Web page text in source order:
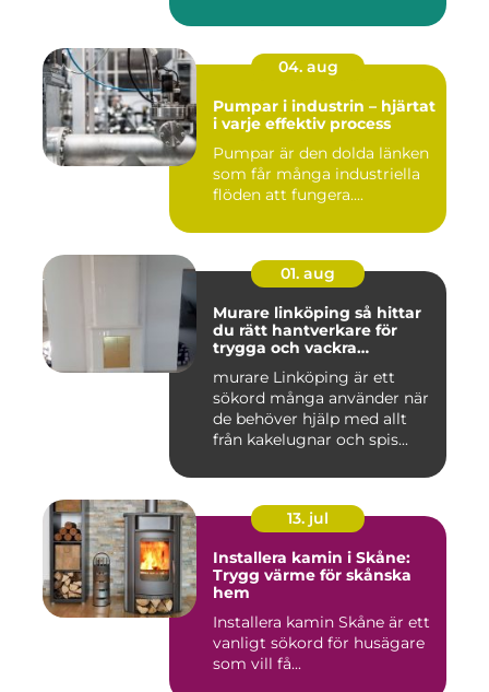
04. aug
Pumpar i industrin – hjärtat
i varje effektiv process
Pumpar är den dolda länken
som får många industriella
flöden att fungera....
01. aug
Murare linköping så hittar
du rätt hantverkare för
trygga och vackra
murare Linköping är ett
sökord många använder när
de behöver hjälp med allt
från kakelugnar och spis...
13. jul
Installera kamin i Skåne:
Trygg värme för skånska
hem
Installera kamin Skåne är ett
vanligt sökord för husägare
som vill få...